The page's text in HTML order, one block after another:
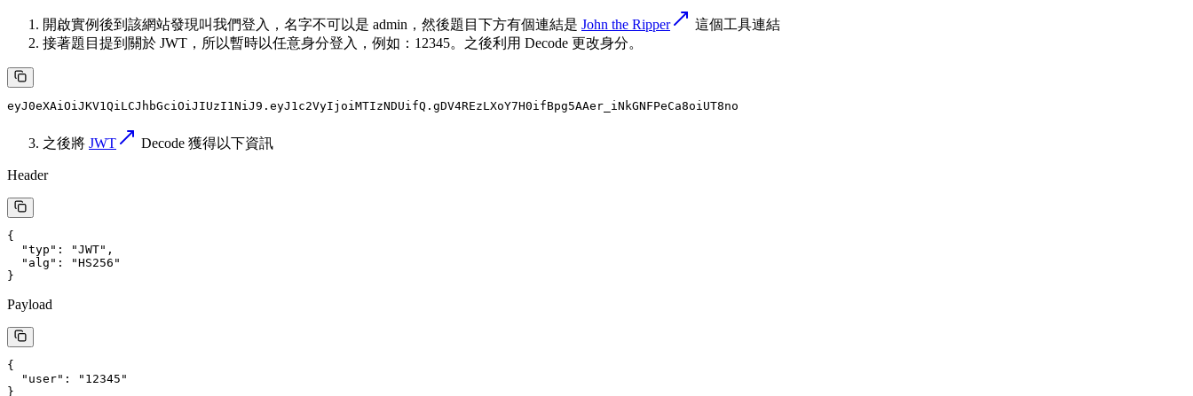
開啟實例後到該網站發現叫我們登入，名字不可以是 admin，然後題目下方有個連結是 John the Ripper
這個工具連結
接著題目提到關於 JWT，所以暫時以任意身分登入，例如：12345。之後利用 Decode 更改身分。
之後將 JWT Decode 獲得以下資訊
Header
Payload